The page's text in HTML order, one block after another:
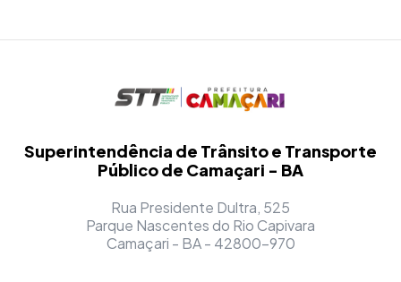
Superintendência de Trânsito e Transporte
Público de Camaçari - BA
Rua Presidente Dultra, 525
Parque Nascentes do Rio Capivara
Camaçari - BA - 42800-970